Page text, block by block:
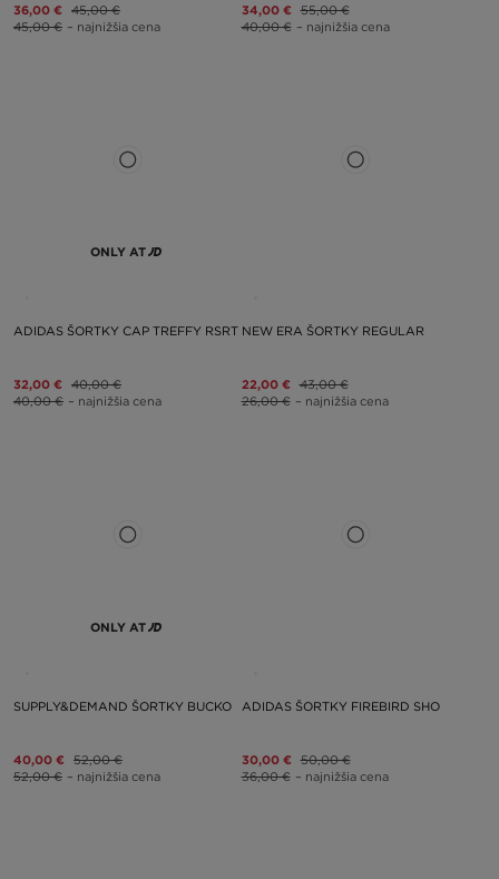
36,00 € 45,00 €
45,00 € – najnižšia cena
34,00 € 55,00 €
40,00 € – najnižšia cena
ONLY AT
ADIDAS ŠORTKY CAP TREFFY RSRT
32,00 € 40,00 €
40,00 € – najnižšia cena
NEW ERA ŠORTKY REGULAR
22,00 € 43,00 €
26,00 € – najnižšia cena
ONLY AT
SUPPLY&DEMAND ŠORTKY BUCKO
40,00 € 52,00 €
52,00 € – najnižšia cena
ADIDAS ŠORTKY FIREBIRD SHO
30,00 € 50,00 €
36,00 € – najnižšia cena